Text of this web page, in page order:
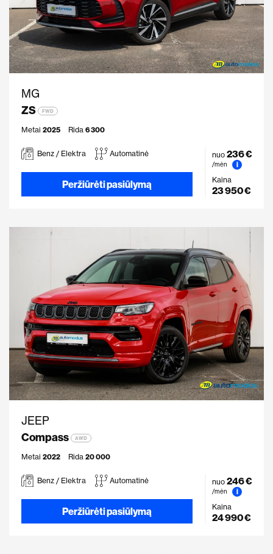
MG
ZS
FWD
Metai 2025 Rida 6 300
Benz / Elektra Automatinė
Peržiūrėti pasiūlymą
nuo 236 €
/mėn
i
Kaina
23 950 €
JEEP
Compass
AWD
Metai 2022 Rida 20 000
Benz / Elektra Automatinė
Peržiūrėti pasiūlymą
nuo 246 €
/mėn
i
Kaina
24 990 €